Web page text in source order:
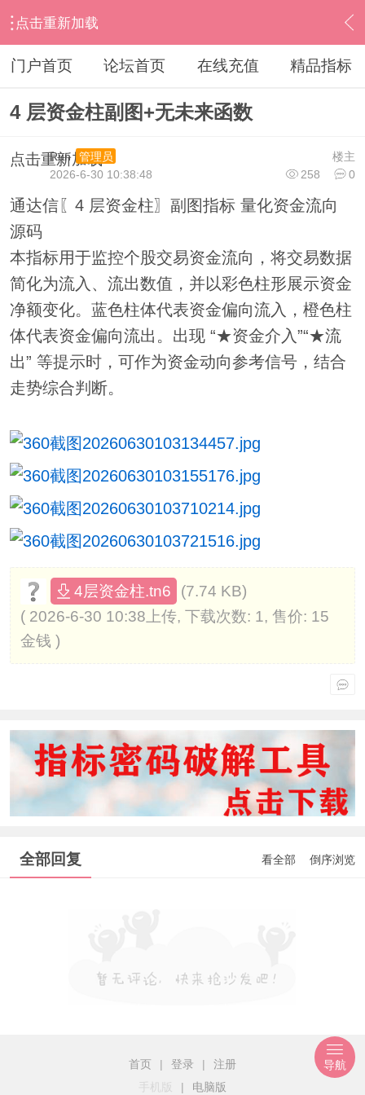
点击重新加载
› 通达信指标公式 › 副图公式 › 内容
门户首页 论坛首页 在线充值 精品指标
4 层资金柱副图+无未来函数
点击重新加载 楼主
Run
管理员
258
0
2026-6-30 10:38:48
通达信〖4 层资金柱〗副图指标 量化资金流向
源码
本指标用于监控个股交易资金流向，将交易数据
简化为流入、流出数值，并以彩色柱形展示资金
净额变化。蓝色柱体代表资金偏向流入，橙色柱
体代表资金偏向流出。出现 “★资金介入”“★流
出” 等提示时，可作为资金动向参考信号，结合
走势综合判断。
4层资金柱.tn6
(7.74 KB)
( 2026-6-30 10:38上传, 下载次数: 1, 售价: 15
金钱 )
全部回复 看全部 倒序浏览
首页 | 登录 |
注册
手机版
| 电脑版
导航